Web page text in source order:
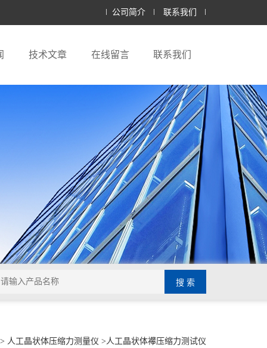
公司简介 联系我们
技术文章 在线留言 联系我们
人工晶状体压缩力测量仪 >人工晶状体襻压缩力测试仪